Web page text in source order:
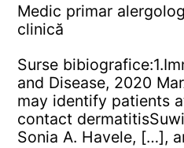
Medic primar
clinică
Surse bibiografice:
and Disease, 2020 Mar
may identify patients
contact dermatitis
Sonia A. Havele, […],